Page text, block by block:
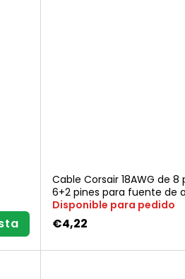
Cable Corsair 18AWG de 8
6+2 pines para fuente de
Disponible para pedido
€4,22